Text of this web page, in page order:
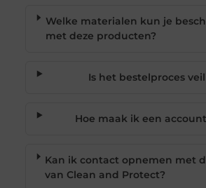
Welke materialen kun je
met deze producten?
Is het bestelproces
Hoe maak ik een
Kan ik contact opnemen met
van Clean and Protect?